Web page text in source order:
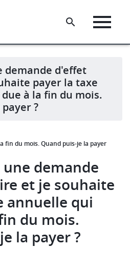
demande d'effet
payer la taxe
à la fin du mois.
?
du mois. Quand puis-je la payer ?
une demande
et je souhaite
annuelle qui
du mois.
la payer ?